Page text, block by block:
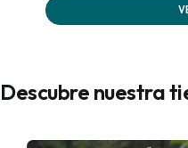
Descubre nuestra